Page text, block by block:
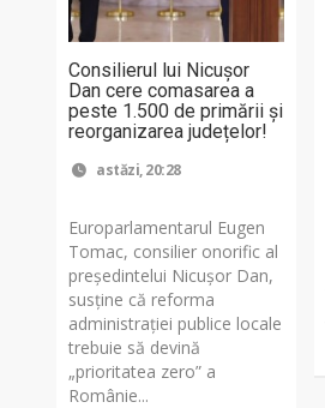
Consilierul lui Nicușor
Dan cere comasarea a
peste 1.500 de primării și
reorganizarea județelor!
astăzi, 20:28
Europarlamentarul Eugen
Tomac, consilier onorific al
președintelui Nicușor Dan,
susține că reforma
administrației publice locale
trebuie să devină
„prioritatea zero” a
Românie...